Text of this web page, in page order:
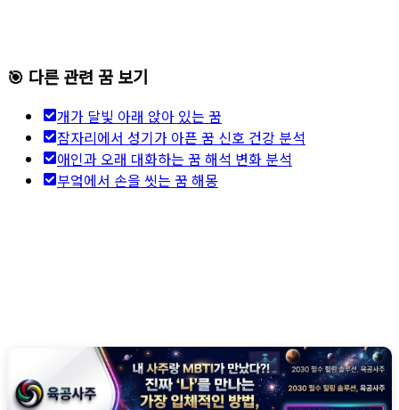
🎯 다른 관련 꿈 보기
개가 달빛 아래 앉아 있는 꿈
잠자리에서 성기가 아픈 꿈 신호 건강 분석
애인과 오래 대화하는 꿈 해석 변화 분석
부엌에서 손을 씻는 꿈 해몽